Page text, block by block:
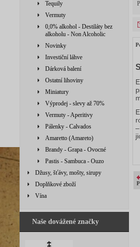
Tequily
Vermuty
0,0% alkohol - Destiláty bez
alkoholu - Non Alcoholic
Novinky
Investiční láhve
Dárková balení
Ostatní lihoviny
Miniatury
Výprodej - slevy až 70%
Vermuty - Aperitivy
Pálenky - Calvados
Amaretto (Amareto)
Brandy - Grapa - Ovocné
Pastis - Sambuca - Ouzo
Džusy, šťávy, mošty, sirupy
Doplňkové zboží
Vína
Naše dovážené značky